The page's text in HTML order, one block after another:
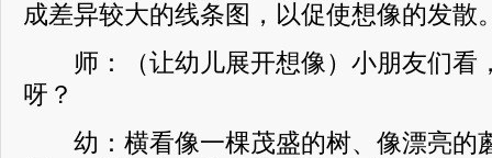
成差异较大的线条图，以促使想像的发散
师：（让幼儿展开想像）小朋友们看
呀？
幼：横看像一棵茂盛的树、像漂亮的